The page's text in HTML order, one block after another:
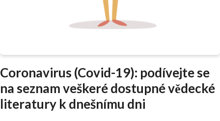
Coronavirus (Covid-19): podívejte se
na seznam veškeré dostupné vědecké
literatury k dnešnímu dni